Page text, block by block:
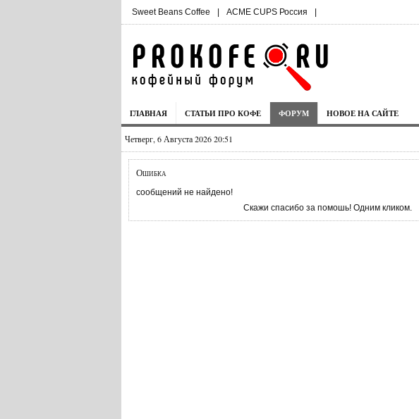
Sweet Beans Coffee | ACME CUPS Россия |
ГЛАВНАЯ СТАТЬИ ПРО КОФЕ ФОРУМ НОВОЕ НА САЙТЕ
Четверг, 6 Августа 2026 20:51
Ошибка
сообщений не найдено!
Скажи спасибо за помошь! Одним кликом.